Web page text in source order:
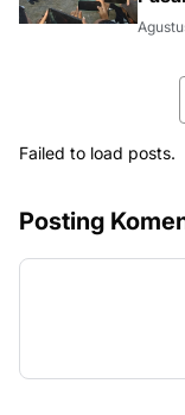
Failed to load posts.
Posting